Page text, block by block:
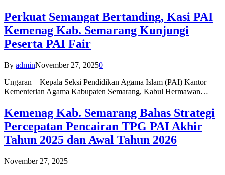
Perkuat Semangat Bertanding, Kasi PAI
Kemenag Kab. Semarang Kunjungi
Peserta PAI Fair
By adminNovember 27, 20250
Ungaran – Kepala Seksi Pendidikan Agama Islam (PAI) Kantor
Kementerian Agama Kabupaten Semarang, Kabul Hermawan…
Kemenag Kab. Semarang Bahas Strategi
Percepatan Pencairan TPG PAI Akhir
Tahun 2025 dan Awal Tahun 2026
November 27, 2025